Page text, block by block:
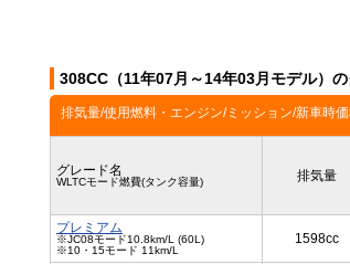
308CC（11年07月～14年03月モデル）
排気量/使用燃料・エンジン/ミッション/新車時
グレード名
WLTCモード燃費(タンク容量) 排気量
プレミアム
※JC08モード10.8km/L (60L)
※10・15モード 11km/L
1598cc